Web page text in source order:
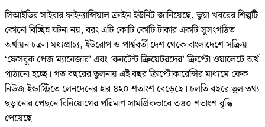
সিআইডির সাইবার ফাইন্যান্সিয়াল ক্রাইম ইউনিট জানিয়েছে, ভুয়া খবরের শিল্পটি
কোনো বিচ্ছিন্ন ঘটনা নয়, বরং এটি কোটি কোটি টাকার একটি সুসংগঠিত
অর্থায়ন চক্র। মধ্যপ্রাচ্য, ইউরোপ ও পার্শ্ববর্তী দেশ থেকে বাংলাদেশে সক্রিয়
‘ফেসবুক পেজ ম্যানেজার’ এবং ‘কনটেন্ট ক্রিয়েটরদের’ ক্রিপ্টো ওয়ালেটে অর্থ
পাঠানো হচ্ছে। গত বছরের তুলনায় এই বছর ক্রিপ্টোকারেন্সির মাধ্যমে ফেক
নিউজ ইন্ডাস্ট্রিতে লেনদেনের হার ৪২০ শতাংশ বেড়েছে। চলতি বছরে ভুল তথ্য
ছড়ানোর পেছনে বিনিয়োগের পরিমাণ সামগ্রিকভাবে ৩৪০ শতাংশ বৃদ্ধি
পেয়েছে।